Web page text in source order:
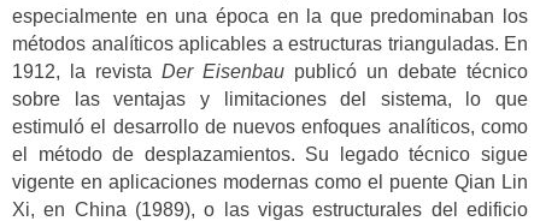
especialmente en una época en la que predominaban los
métodos analíticos aplicables a estructuras trianguladas. En
1912, la revista Der Eisenbau publicó un debate técnico
sobre las ventajas y limitaciones del sistema, lo que
estimuló el desarrollo de nuevos enfoques analíticos, como
el método de desplazamientos. Su legado técnico sigue
vigente en aplicaciones modernas como el puente Qian Lin
Xi, en China (1989), o las vigas estructurales del edificio